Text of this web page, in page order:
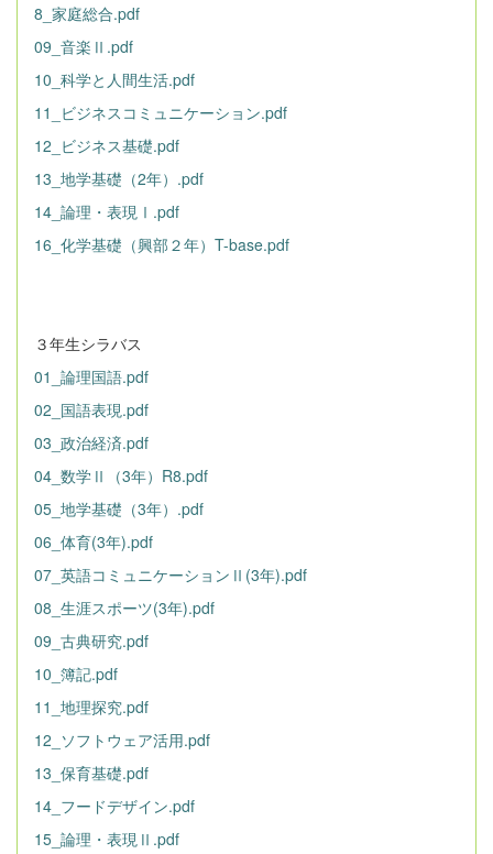
8_家庭総合.pdf
09_音楽Ⅱ.pdf
10_科学と人間生活.pdf
11_ビジネスコミュニケーション.pdf
12_ビジネス基礎.pdf
13_地学基礎（2年）.pdf
14_論理・表現Ⅰ.pdf
16_化学基礎（興部２年）T-base.pdf
３年生シラバス
01_論理国語.pdf
02_国語表現.pdf
03_政治経済.pdf
04_数学Ⅱ（3年）R8.pdf
05_地学基礎（3年）.pdf
06_体育(3年).pdf
07_英語コミュニケーションⅡ(3年).pdf
08_生涯スポーツ(3年).pdf
09_古典研究.pdf
10_簿記.pdf
11_地理探究.pdf
12_ソフトウェア活用.pdf
13_保育基礎.pdf
14_フードデザイン.pdf
15_論理・表現Ⅱ.pdf